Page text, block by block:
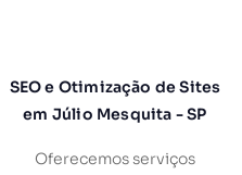
SEO e Otimização de Sites
em Júlio Mesquita - SP
Oferecemos serviços